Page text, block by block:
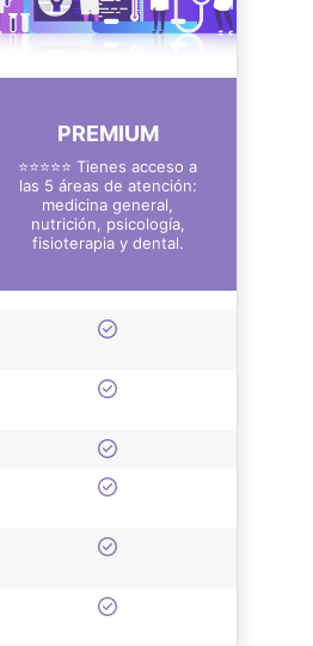
PREMIUM
⭐⭐⭐⭐⭐ Tienes acceso a
las 5 áreas de atención:
medicina general,
nutrición, psicología,
fisioterapia y dental.